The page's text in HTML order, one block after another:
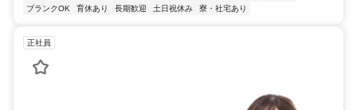
ブランクOK
育休あり 長期歓迎 土日祝休み 寮・社宅あり
正社員